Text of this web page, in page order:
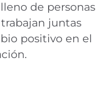
de personas
juntas
positivo en el